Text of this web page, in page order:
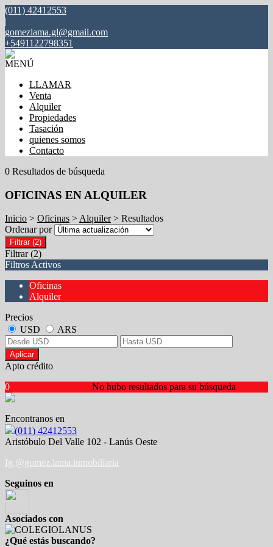
(011) 42412553
|
gomezlama.gl@gmail.com
+5491122798351
MENÚ
LLAMAR
Venta
Alquiler
Propiedades
Tasación
quienes somos
Contacto
0 Resultados de búsqueda
OFICINAS EN ALQUILER
Inicio > Oficinas >Alquiler> Resultados
Ordenar por
Filtrar (2)
Filtrar (2)
Filtros Activos
Oficinas
Alquiler
Precios
USD
ARS
Aplicar
Apto crédito
No hubo resultados para su búsqueda
0
Encontranos en
(011) 42412553
Aristóbulo Del Valle 102 - Lanús Oeste
Ig @gomez.lama.inmobiliaria
Seguinos en
Asociados con
¿Qué estás buscando?